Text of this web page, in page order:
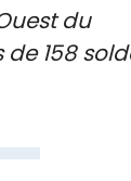
du
158